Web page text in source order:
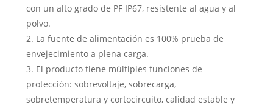
con un alto grado de PF IP67, resistente al agua y al
polvo.
2. La fuente de alimentación es 100% prueba de
envejecimiento a plena carga.
3. El producto tiene múltiples funciones de
protección: sobrevoltaje, sobrecarga,
sobretemperatura y cortocircuito, calidad estable y